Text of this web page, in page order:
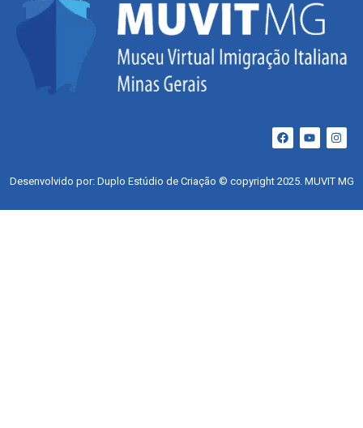
Desenvolvido por: Duplo Estúdio de Criação © copyright 2025. MUVIT MG